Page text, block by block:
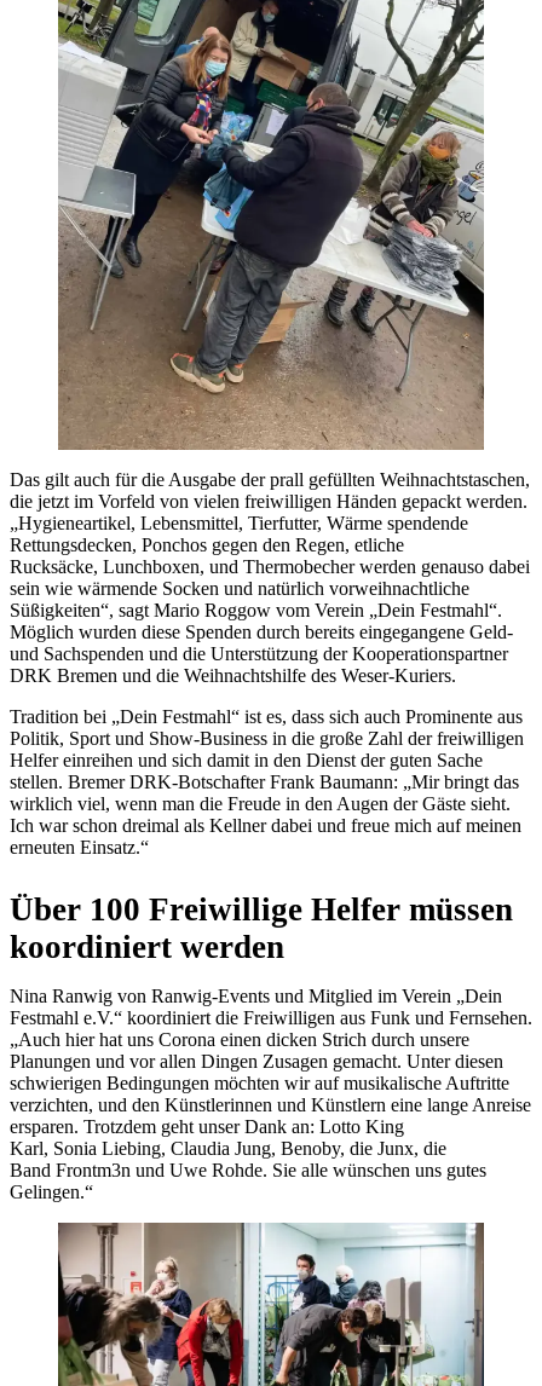
Das gilt auch für die Ausgabe der prall gefüllten Weihnachtstaschen,
die jetzt im Vorfeld von vielen freiwilligen Händen gepackt werden.
„Hygieneartikel, Lebensmittel, Tierfutter, Wärme spendende
Rettungsdecken, Ponchos gegen den Regen, etliche
Rucksäcke, Lunchboxen, und Thermobecher werden genauso dabei
sein wie wärmende Socken und natürlich vorweihnachtliche
Süßigkeiten“, sagt Mario Roggow vom Verein „Dein Festmahl“.
Möglich wurden diese Spenden durch bereits eingegangene Geld-
und Sachspenden und die Unterstützung der Kooperationspartner
DRK Bremen und die Weihnachtshilfe des Weser-Kuriers.
Tradition bei „Dein Festmahl“ ist es, dass sich auch Prominente aus
Politik, Sport und Show-Business in die große Zahl der freiwilligen
Helfer einreihen und sich damit in den Dienst der guten Sache
stellen. Bremer DRK-Botschafter Frank Baumann: „Mir bringt das
wirklich viel, wenn man die Freude in den Augen der Gäste sieht.
Ich war schon dreimal als Kellner dabei und freue mich auf meinen
erneuten Einsatz.“
Über 100 Freiwillige Helfer müssen
koordiniert werden
Nina Ranwig von Ranwig-Events und Mitglied im Verein „Dein
Festmahl e.V.“ koordiniert die Freiwilligen aus Funk und Fernsehen.
„Auch hier hat uns Corona einen dicken Strich durch unsere
Planungen und vor allen Dingen Zusagen gemacht. Unter diesen
schwierigen Bedingungen möchten wir auf musikalische Auftritte
verzichten, und den Künstlerinnen und Künstlern eine lange Anreise
ersparen. Trotzdem geht unser Dank an: Lotto King
Karl, Sonia Liebing, Claudia Jung, Benoby, die Junx, die
Band Frontm3n und Uwe Rohde. Sie alle wünschen uns gutes
Gelingen.“